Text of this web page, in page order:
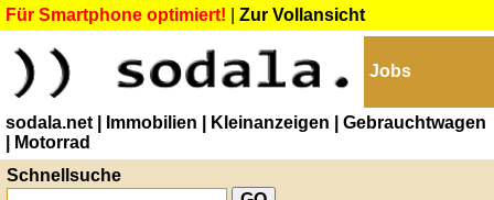
Für Smartphone optimiert! Zur Vollansicht
Jobs
sodala.net | Immobilien | Kleinanzeigen
| Gebrauchtwagen
| Motorrad
Schnellsuche